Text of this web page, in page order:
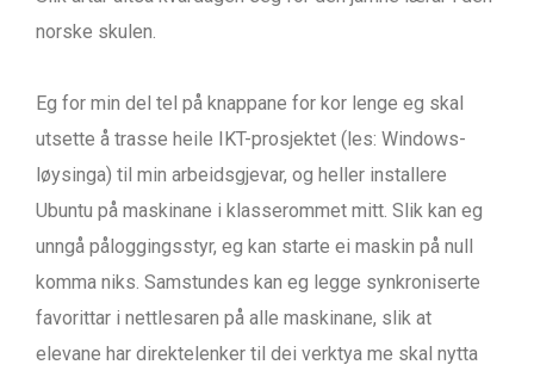
norske skulen.
Eg for min del tel på knappane for kor lenge eg skal
utsette å trasse heile IKT-prosjektet (les: Windows-
løysinga) til min arbeidsgjevar, og heller installere
Ubuntu på maskinane i klasserommet mitt. Slik kan eg
unngå påloggingsstyr, eg kan starte ei maskin på null
komma niks. Samstundes kan eg legge synkroniserte
favorittar i nettlesaren på alle maskinane, slik at
elevane har direktelenker til dei verktya me skal nytta